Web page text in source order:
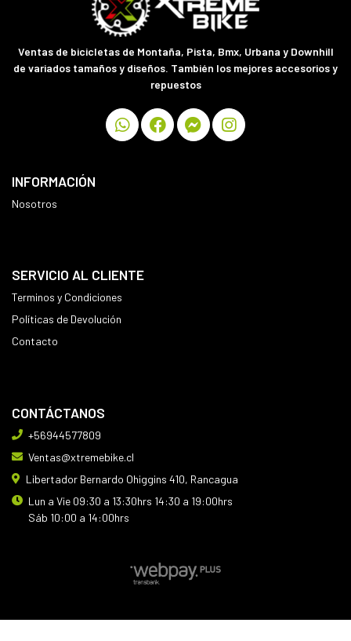
Ventas de bicicletas de Montaña, Pista, Bmx, Urbana y Downhill
de variados tamaños y diseños. También los mejores accesorios y
repuestos
INFORMACIÓN
Nosotros
SERVICIO AL CLIENTE
Terminos y Condiciones
Políticas de Devolución
Contacto
CONTÁCTANOS
+56944577809
Ventas@xtremebike.cl
Libertador Bernardo Ohiggins 410, Rancagua
Lun a Vie 09:30 a 13:30hrs 14:30 a 19:00hrs
Sáb 10:00 a 14:00hrs